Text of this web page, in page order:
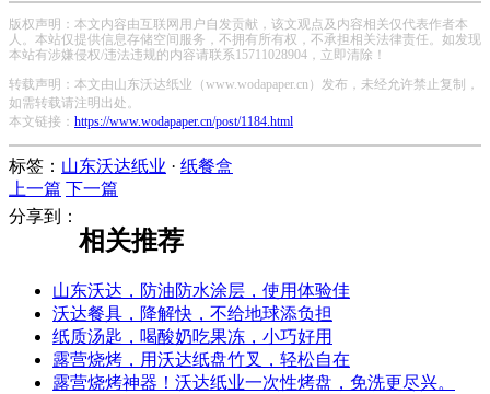
版权声明：本文内容由互联网用户自发贡献，该文观点及内容相关仅代表作者本
人。本站仅提供信息存储空间服务，不拥有所有权，不承担相关法律责任。如发现
本站有涉嫌侵权/违法违规的内容请联系15711028904，立即清除！
转载声明：本文由山东沃达纸业（www.wodapaper.cn）发布，未经允许禁止复制，
如需转载请注明出处。
本文链接： https://www.wodapaper.cn/post/1184.html
标签： 山东沃达纸业 · 纸餐盒
上一篇 下一篇
分享到：
相关推荐
山东沃达，防油防水涂层，使用体验佳
沃达餐具，降解快，不给地球添负担
纸质汤匙，喝酸奶吃果冻，小巧好用
露营烧烤，用沃达纸盘竹叉，轻松自在
露营烧烤神器！沃达纸业一次性烤盘，免洗更尽兴。